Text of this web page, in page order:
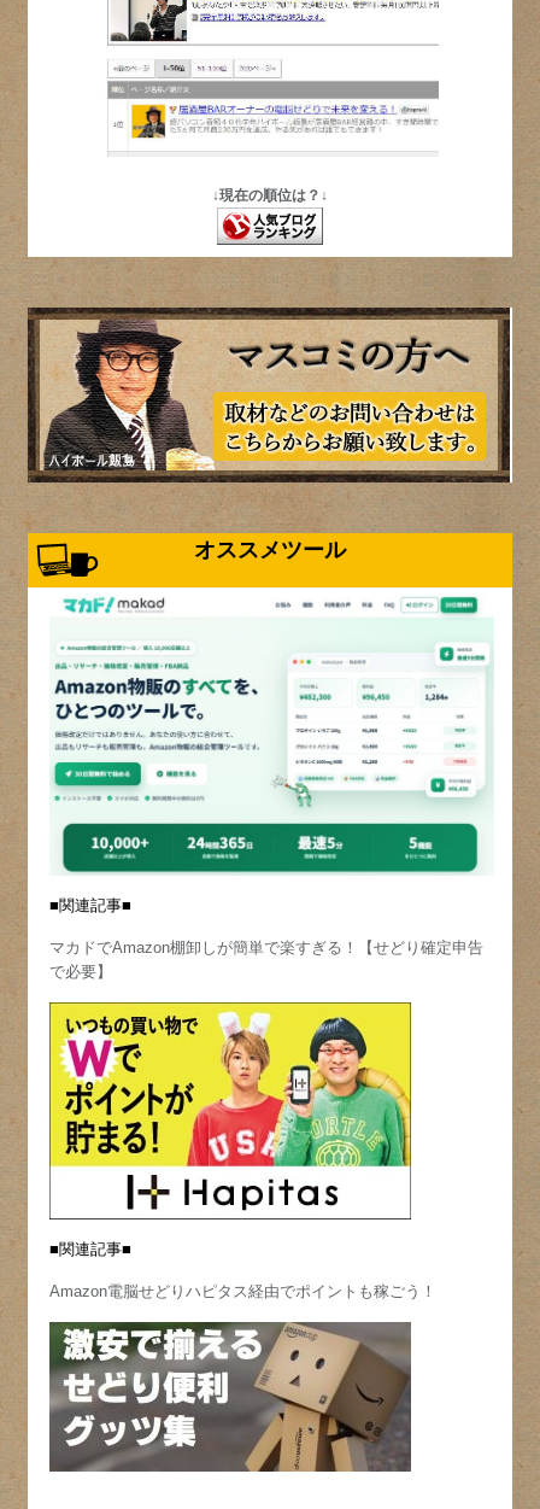
↓現在の順位は？↓
オススメツール
■関連記事■
マカドでAmazon棚卸しが簡単で楽すぎる！【せどり確定申告
で必要】
■関連記事■
Amazon電脳せどりハピタス経由でポイントも稼ごう！